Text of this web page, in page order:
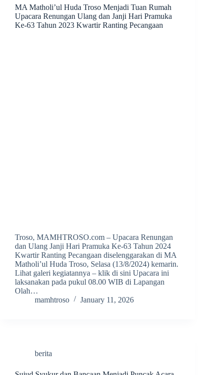
MA Matholi’ul Huda Troso Menjadi Tuan Rumah
Upacara Renungan Ulang dan Janji Hari Pramuka
Ke-63 Tahun 2023 Kwartir Ranting Pecangaan
Troso, MAMHTROSO.com – Upacara Renungan
dan Ulang Janji Hari Pramuka Ke-63 Tahun 2024
Kwartir Ranting Pecangaan diselenggarakan di MA
Matholi’ul Huda Troso, Selasa (13/8/2024) kemarin.
Lihat galeri kegiatannya – klik di sini Upacara ini
laksanakan pada pukul 08.00 WIB di Lapangan
Olah…
mamhtroso
January 11, 2026
berita